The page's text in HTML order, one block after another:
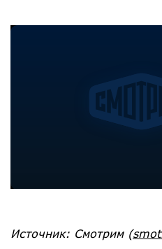
Источник: Смотрим (